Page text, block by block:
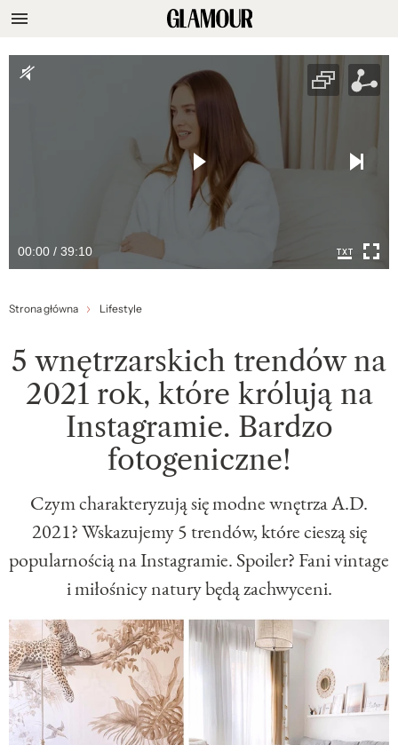
00:00 / 39:10
Strona główna Lifestyle
5 wnętrzarskich trendów na
2021 rok, które królują na
Instagramie. Bardzo
fotogeniczne!
Czym charakteryzują się modne wnętrza A.D.
2021? Wskazujemy 5 trendów, które cieszą się
popularnością na Instagramie. Spoiler? Fani vintage
i miłośnicy natury będą zachwyceni.